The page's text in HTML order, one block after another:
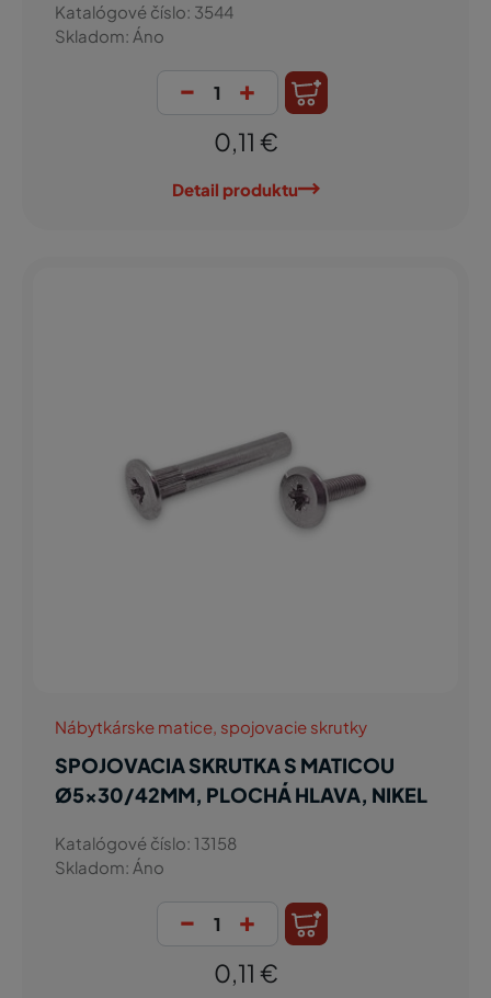
Katalógové číslo: 3544
Skladom: Áno
- +
0,11 €
Detail produktu
Nábytkárske matice, spojovacie skrutky
SPOJOVACIA SKRUTKA S MATICOU
Ø5x30/42MM, PLOCHÁ HLAVA, NIKEL
Katalógové číslo: 13158
Skladom: Áno
- +
0,11 €